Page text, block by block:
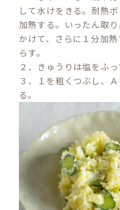
して水けをきる。耐熱
加熱する。いったん取
かけて、さらに１分加
らす。
２．きゅうりは塩をふ
３．１を粗くつぶし、
る。